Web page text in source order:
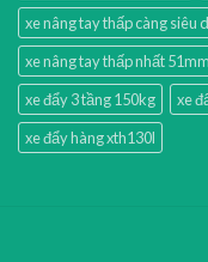
xe nâng tay thấp càng siêu
xe nâng tay thấp nhất 51mm
xe đẩy 3 tầng 150kg
xe
xe đẩy hàng xth130l